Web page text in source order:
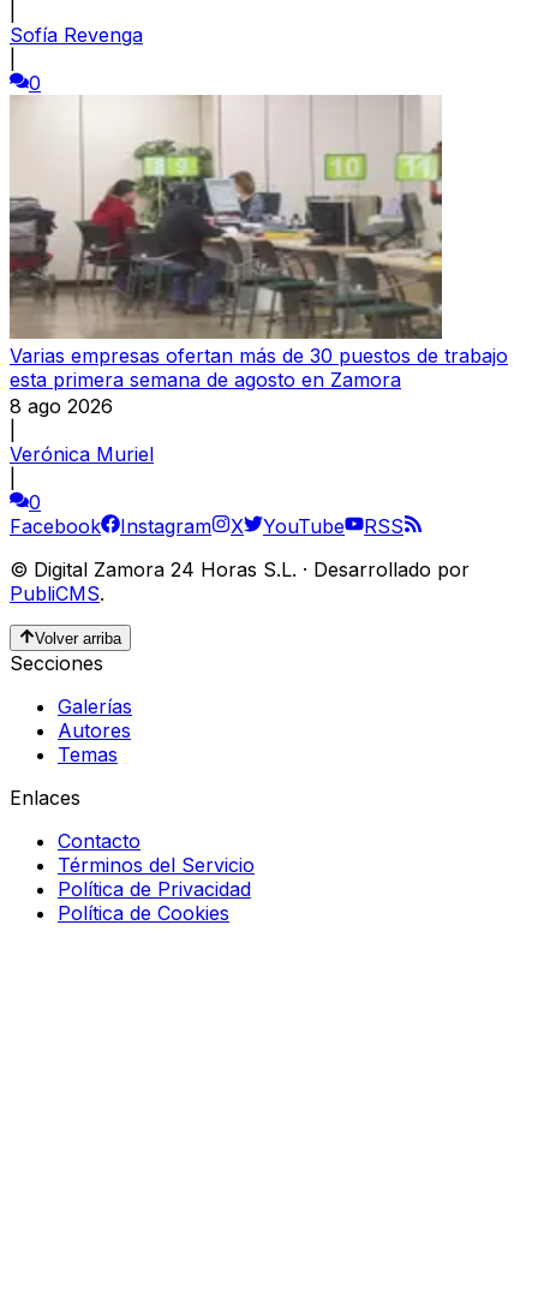
Sofía Revenga
0
Varias empresas ofertan más de 30 puestos de trabajo
esta primera semana de agosto en Zamora
8 ago 2026
Verónica Muriel
0
Facebook
Instagram X YouTube
RSS
© Digital Zamora 24 Horas S.L. · Desarrollado por
PubliCMS.
Volver arriba
Secciones
Galerías
Autores
Temas
Enlaces
Contacto
Términos del Servicio
Política de Privacidad
Política de Cookies